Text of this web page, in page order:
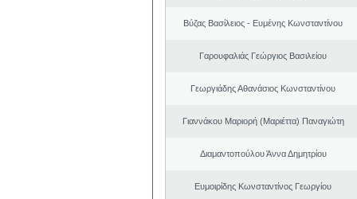
Βύζας Βασίλειος - Ευμένης Κωνσταντίνου
Γαρουφαλιάς Γεώργιος Βασιλείου
Γεωργιάδης Αθανάσιος Κωνσταντίνου
Γιαννάκου Μαριορή (Μαριέττα) Παναγιώτη
Διαμαντοπούλου Άννα Δημητρίου
Ευμοιρίδης Κωνσταντίνος Γεωργίου